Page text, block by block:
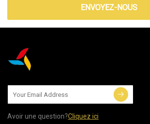
ENVOYEZ-NOUS
Avoir une question?Cliquez ici